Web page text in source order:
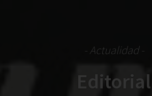
- Actualidad -
Editorial